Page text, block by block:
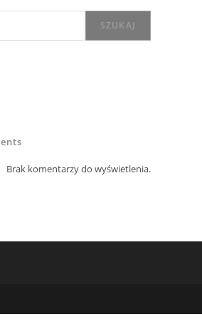
SZUKAJ
Brak komentarzy do wyświetlenia.